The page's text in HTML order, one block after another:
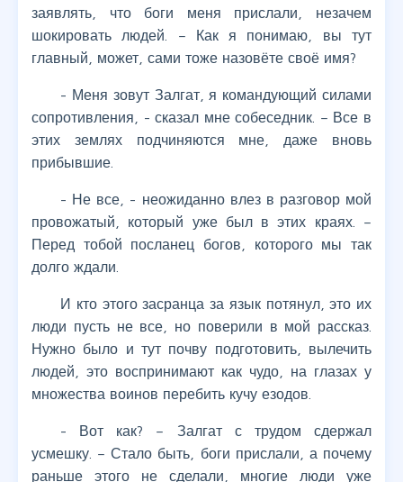
заявлять, что боги меня прислали, незачем
шокировать людей. – Как я понимаю, вы тут
главный, может, сами тоже назовёте своё имя?
- Меня зовут Залгат, я командующий силами
сопротивления, - сказал мне собеседник. – Все в
этих землях подчиняются мне, даже вновь
прибывшие.
- Не все, - неожиданно влез в разговор мой
провожатый, который уже был в этих краях. –
Перед тобой посланец богов, которого мы так
долго ждали.
И кто этого засранца за язык потянул, это их
люди пусть не все, но поверили в мой рассказ.
Нужно было и тут почву подготовить, вылечить
людей, это воспринимают как чудо, на глазах у
множества воинов перебить кучу езодов.
- Вот как? – Залгат с трудом сдержал
усмешку. – Стало быть, боги прислали, а почему
раньше этого не сделали, многие люди уже